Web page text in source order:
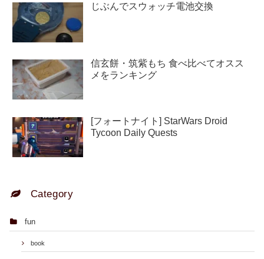
じぶんでスウォッチ電池交換
信玄餅・筑紫もち 食べ比べてオスス
メをランキング
[フォートナイト] StarWars Droid
Tycoon Daily Quests
Category
fun
book